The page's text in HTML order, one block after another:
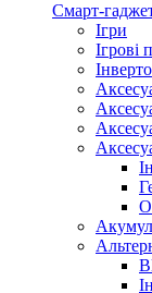
Смарт-
Ігри
Ігрові